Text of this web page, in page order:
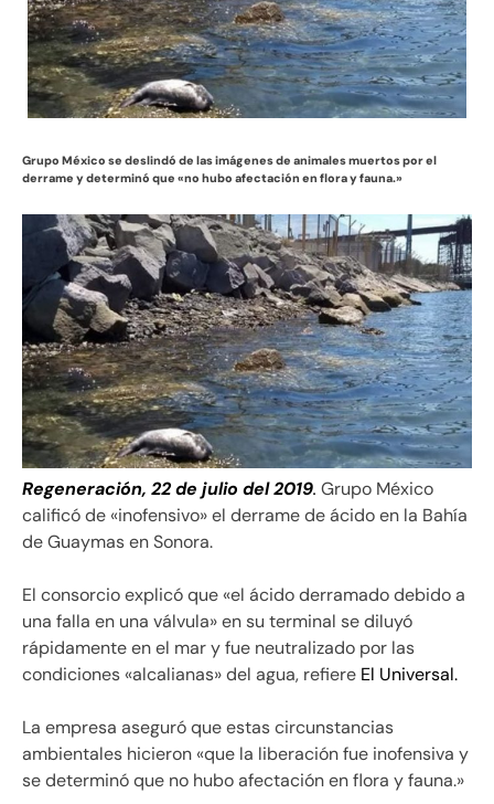
Grupo México se deslindó de las imágenes de animales muertos por el
derrame y determinó que «no hubo afectación en flora y fauna.»
Regeneración, 22 de julio del 2019. Grupo México
calificó de «inofensivo» el derrame de ácido en la Bahía
de Guaymas en Sonora.
El consorcio explicó que «el ácido derramado debido a
una falla en una válvula» en su terminal se diluyó
rápidamente en el mar y fue neutralizado por las
condiciones «alcalianas» del agua, refiere El Universal.
La empresa aseguró que estas circunstancias
ambientales hicieron «que la liberación fue inofensiva y
se determinó que no hubo afectación en flora y fauna.»